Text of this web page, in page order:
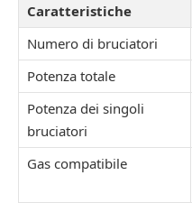
Caratteristiche
Numero di bruciatori
Potenza totale
Potenza dei singoli
bruciatori
Gas compatibile